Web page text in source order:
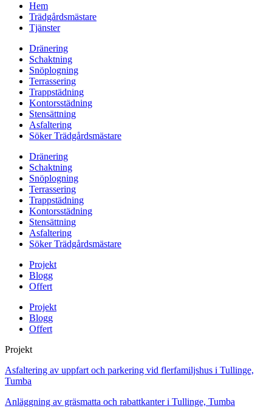
Hem
Trädgårdsmästare
Tjänster
Dränering
Schaktning
Snöplogning
Terrassering
Trappstädning
Kontorsstädning
Stensättning
Asfaltering
Söker Trädgårdsmästare
Dränering
Schaktning
Snöplogning
Terrassering
Trappstädning
Kontorsstädning
Stensättning
Asfaltering
Söker Trädgårdsmästare
Projekt
Blogg
Offert
Projekt
Blogg
Offert
Projekt
Asfaltering av uppfart och parkering vid flerfamiljshus i Tullinge,
Tumba
Anläggning av gräsmatta och rabattkanter i Tullinge, Tumba